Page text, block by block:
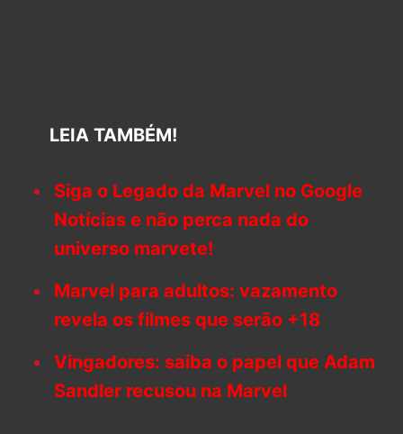
LEIA TAMBÉM!
Siga o Legado da Marvel no Google
Notícias e não perca nada do
universo marvete!
Marvel para adultos: vazamento
revela os filmes que serão +18
Vingadores: saiba o papel que Adam
Sandler recusou na Marvel